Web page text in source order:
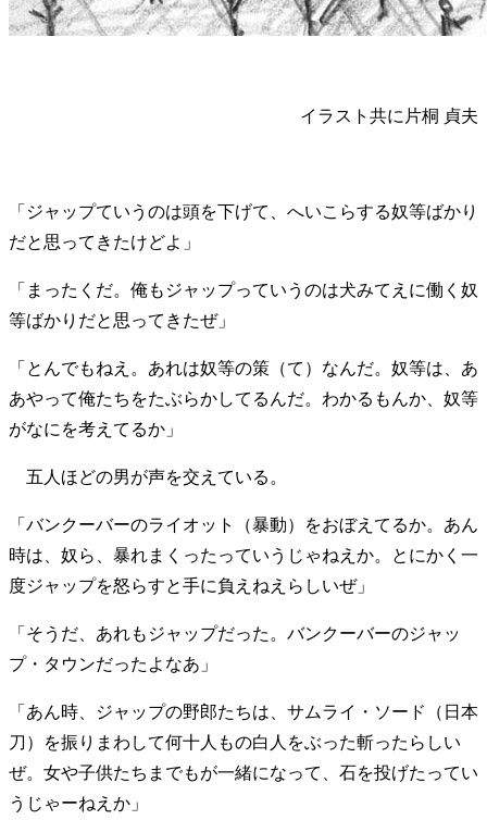
イラスト共に片桐 貞夫
「ジャップていうのは頭を下げて、へいこらする奴等ばかり
だと思ってきたけどよ」
「まったくだ。俺もジャップっていうのは犬みてえに働く奴
等ばかりだと思ってきたぜ」
「とんでもねえ。あれは奴等の策（て）なんだ。奴等は、あ
あやって俺たちをたぶらかしてるんだ。わかるもんか、奴等
がなにを考えてるか」
五人ほどの男が声を交えている。
「バンクーバーのライオット（暴動）をおぼえてるか。あん
時は、奴ら、暴れまくったっていうじゃねえか。とにかく一
度ジャップを怒らすと手に負えねえらしいぜ」
「そうだ、あれもジャップだった。バンクーバーのジャッ
プ・タウンだったよなあ」
「あん時、ジャップの野郎たちは、サムライ・ソード（日本
刀）を振りまわして何十人もの白人をぶった斬ったらしい
ぜ。女や子供たちまでもが一緒になって、石を投げたってい
うじゃーねえか」